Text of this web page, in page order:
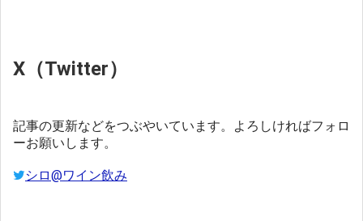
X（Twitter）
記事の更新などをつぶやいています。よろしければフォロ
ーお願いします。
シロ@ワイン飲み